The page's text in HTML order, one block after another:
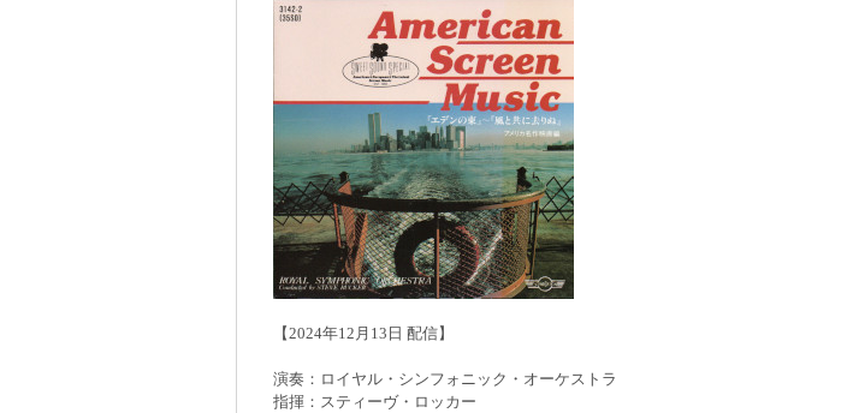
【2024年12月13日 配信】
演奏：ロイヤル・シンフォニック・オーケストラ
指揮：スティーヴ・ロッカー